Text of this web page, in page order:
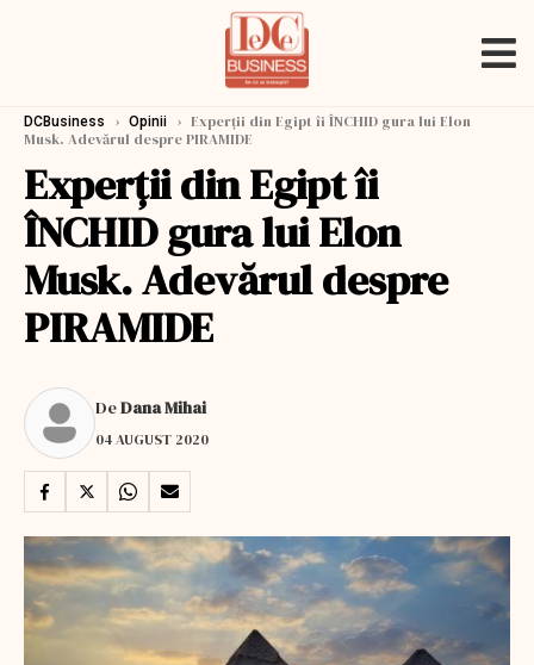
DCBusiness › Opinii › Experții din Egipt îi ÎNCHID gura lui Elon
Musk. Adevărul despre PIRAMIDE
Experții din Egipt îi
ÎNCHID gura lui Elon
Musk. Adevărul despre
PIRAMIDE
DeDana Mihai
04 AUGUST 2020